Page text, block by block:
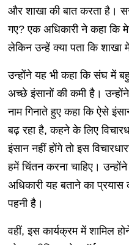
और शाखा की बात करता है।
गए? एक अधिकारी ने कहा कि
लेकिन उन्हें क्या पता कि शाखा
उन्होंने यह भी कहा कि संघ में
अच्छे इंसानों की कमी है।
नाम गिनाते हुए कहा कि ऐसे
बढ़ रहा है, कहने के लिए
इंसान नहीं होंगे तो इस
हमें चिंतन करना चाहिए।
अधिकारी यह बताने का
पहनी है।
वहीं, इस कार्यक्रम में शामिल